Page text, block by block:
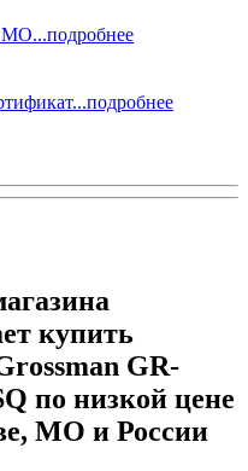
МО...подробнее
купить
GR-
по низкой цене
МО и России